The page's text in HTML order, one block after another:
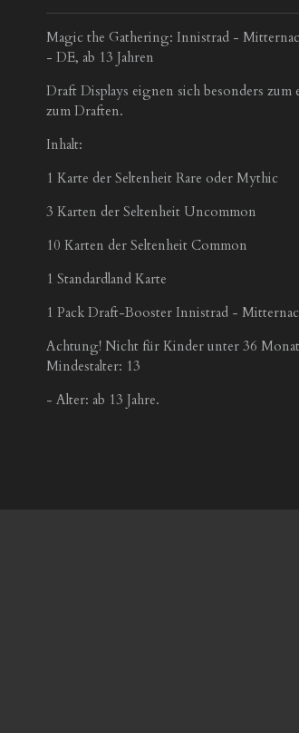
Magic the Gathering: Innistrad -
- DE, ab 13 Jahren
Draft Displays eignen sich besonders
zum Draften.
Inhalt:
1 Karte der Seltenheit Rare oder Mythic
3 Karten der Seltenheit Uncommon
10 Karten der Seltenheit Common
1 Standardland Karte
1 Pack Draft-Booster Innistrad -
Achtung! Nicht für Kinder unter 36
Mindestalter: 13
- Alter: ab 13 Jahre.